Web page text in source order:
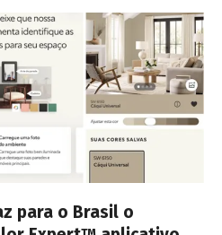
para o Brasil o